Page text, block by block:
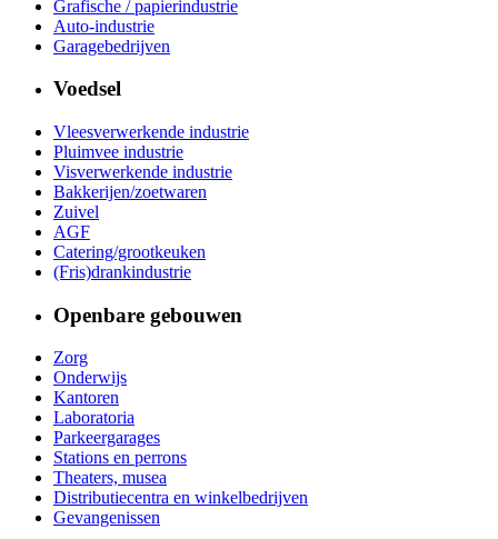
Grafische / papierindustrie
Auto-industrie
Garagebedrijven
Voedsel
Vleesverwerkende industrie
Pluimvee industrie
Visverwerkende industrie
Bakkerijen/zoetwaren
Zuivel
AGF
Catering/grootkeuken
(Fris)drankindustrie
Openbare gebouwen
Zorg
Onderwijs
Kantoren
Laboratoria
Parkeergarages
Stations en perrons
Theaters, musea
Distributiecentra en winkelbedrijven
Gevangenissen